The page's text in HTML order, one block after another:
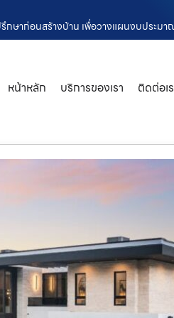
กษาก่อนสร้างบ้าน เพื่อวางแผนงบประม
หน้าหลัก บริการของเรา ติดต่อเ